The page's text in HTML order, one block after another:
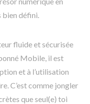
bien défini.
fluide et sécurisée
Mobile, il est
et à l’utilisation
C’est comme jongler
que seul(e) toi